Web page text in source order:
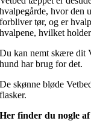
hvalpegårde, hvor den
forbliver tør, og er
hvalpene, hvilket
Du kan nemt skære dit
hund har brug for det.
De skønne bløde
flasker.
Her finder du nogle